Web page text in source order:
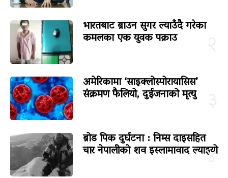
भारतबाट ब्राउन सुगर ल्याउँदै गरेका
कमलका एक युवक पक्राउ
अमेरिकामा ‘साइक्लोस्पोरायासिस’
संक्रमण फैलियो, दुईजनाको मृत्यु
४
ब्रोड पिक दुर्घटना : निम्स दाइसहित
चार नेपालीको शव इस्लामावाद ल्याइयो